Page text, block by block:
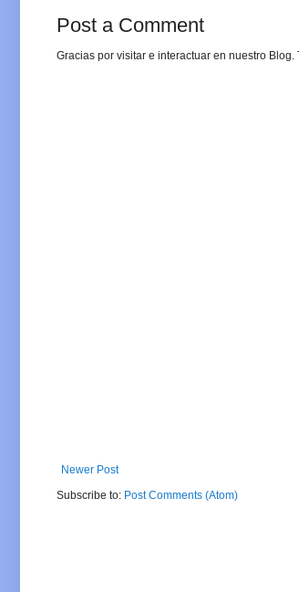
Post a Comment
Gracias por visitar e interactuar en nuestro
Newer Post
Subscribe to: Post Comments (Atom)